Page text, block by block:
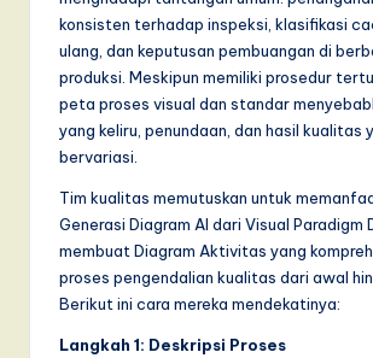
konsisten terhadap inspeksi, klasifikasi
ulang, dan keputusan pembuangan di
produksi. Meskipun memiliki prosedur
peta proses visual dan standar
yang keliru, penundaan, dan hasil kualitas
bervariasi.
Tim kualitas memutuskan untuk
Generasi Diagram AI dari Visual Paradigm
membuat Diagram Aktivitas yang
proses pengendalian kualitas dari awal
Berikut ini cara mereka mendekatinya:
Langkah 1: Deskripsi Proses